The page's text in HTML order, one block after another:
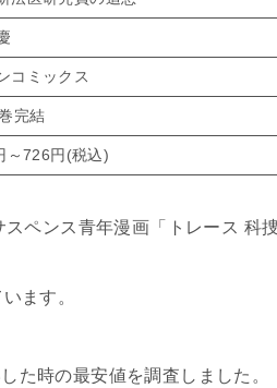
コミックス
完結
～726円(税込)
ペンス青年漫画「トレース 科
ます。
た時の最安値を調査しました。